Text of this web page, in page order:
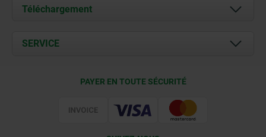
À propos de nous
Contact
Téléchargement
Documents
SERVICE
PAYER EN TOUTE SÉCURITÉ